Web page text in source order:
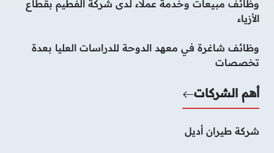
وظائف مبيعات وخدمة عملاء لدى شركة الفطيم بقطاع
الأزياء
وظائف شاغرة في معهد الدوحة للدراسات العليا بعدة
تخصصات
أهم الشركات
شركة طيران أديل